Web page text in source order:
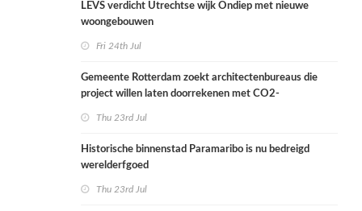
LEVS verdicht Utrechtse wijk Ondiep met nieuwe
woongebouwen
Fri 24th Jul
Gemeente Rotterdam zoekt architectenbureaus die
project willen laten doorrekenen met CO2-
Thu 23rd Jul
Historische binnenstad Paramaribo is nu bedreigd
werelderfgoed
Thu 23rd Jul